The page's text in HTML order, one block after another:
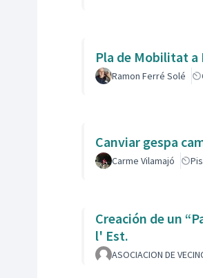
Pla de Mobilitat a
Ramon Ferré Solé
Canviar gespa
Carme Vilamajó
Creación de un
l' Est.
ASOCIACION DE